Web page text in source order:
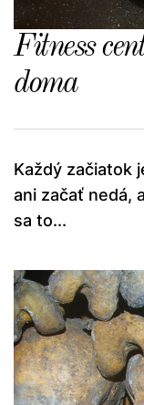
Fitness
doma
Každý začiatok
ani začať nedá,
sa to...